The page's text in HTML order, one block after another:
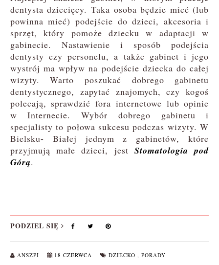
dentysta dziecięcy. Taka osoba będzie mieć (lub
powinna mieć) podejście do dzieci, akcesoria i
sprzęt, który pomoże dziecku w adaptacji w
gabinecie. Nastawienie i sposób podejścia
dentysty czy personelu, a także gabinet i jego
wystrój ma wpływ na podejście dziecka do całej
wizyty. Warto poszukać dobrego gabinetu
dentystycznego, zapytać znajomych, czy kogoś
polecają, sprawdzić fora internetowe lub opinie
w Internecie. Wybór dobrego gabinetu i
specjalisty to połowa sukcesu podczas wizyty. W
Bielsku- Białej jednym z gabinetów, które
przyjmują małe dzieci, jest Stomatologia pod
Górą.
PODZIEL SIĘ
ANSZPI 18 CZERWCA DZIECKO PORADY